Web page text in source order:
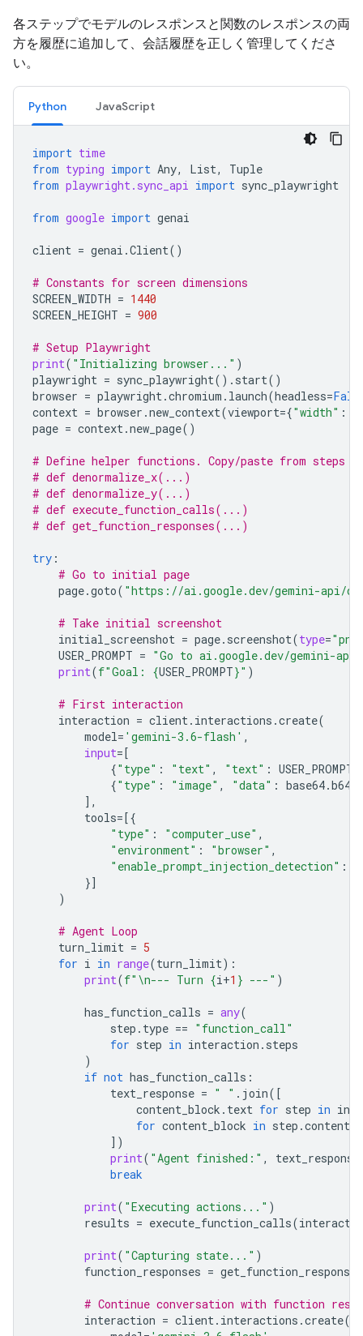
各ステップでモデルのレスポンスと関数のレスポンスの両
方を履歴に追加して、会話履歴を正しく管理してくださ
い。
Python JavaScript
import time
from typing import Any, List,
Tuple
from playwright.sync_api import sync_playwright
from google import genai
client = genai .Client()
# Constants for screen dimensions
SCREEN_WIDTH = 1440
SCREEN_HEIGHT = 900
# Setup Playwright
print( "Initializing browser..." )
playwright = sync_playwright() . start()
browser = playwright.chromium . launch(headless=
context = browser .new_context(viewport={"width" :
page = context.new_page()
# Define helper functions. Copy/paste from steps 3
# def denormalize_x(...)
# def denormalize_y(...)
# def execute_function_calls(...)
# def get_function_responses(...)
try :
# Go to initial page
page.goto( "https://ai.google.dev/gemini-api/
# Take initial screenshot
initial_screenshot = page. screenshot(type=
USER_PROMPT = "Go to ai.google.dev/gemini-
print(f"Goal: {USER_PROMPT}" )
# First interaction
interaction = client. interactions .create(
model= 'gemini-3.6-flash' ,
input=[
{"type" : "text" , "text" : USER_PROMPT
{"type" : "image" , "data" : base64.
],
tools=[{
"type" : "computer_use" ,
"environment" : "browser" ,
"enable_prompt_injection_detection" :
}]
)
# Agent Loop
turn_limit = 5
for i in range(turn_limit):
print(f" \n--- Turn {i+1 } ---" )
has_function_calls = any(
step . type == "function_call"
for step in interaction . steps
)
if not has_function_calls :
text_response = " " . join([
content_block . text for step in
for content_block in step .content
])
print( "Agent finished:" , text_response
break
print( "Executing actions..." )
results = execute_function_calls(
print( "Capturing state..." )
function_responses = get_function_responses
# Continue conversation with function
interaction = client. interactions .create(